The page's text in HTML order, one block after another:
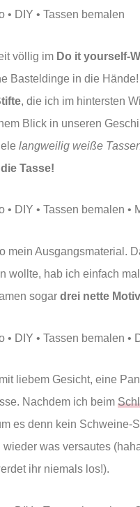
völlig im Do it yourself-
Basteldinge in die
, die ich im hintersten
Blick in unseren
langweilig weiße
Tasse!
mein Ausgangsmaterial.
wollte, hab ich einfach
sogar drei nette
liebem Gesicht, eine
Nachdem ich beim
es denn kein Schweine-
was versautes
ihr niemals los!).